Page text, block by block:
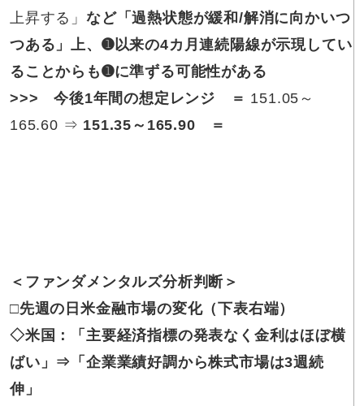
上昇する」 など「過熱状態が緩和/解消に向かいつ
つある」上、➊以来の4カ月連続陽線が示現してい
ることからも➊に準ずる可能性がある
>>> 今後1年間の想定レンジ ＝ 151.05～
165.60 ⇒ 151.35～165.90 ＝
＜ファンダメンタルズ分析判断＞
□先週の日米金融市場の変化（下表右端）
◇米国：「主要経済指標の発表なく金利はほぼ横
ばい」⇒「企業業績好調から株式市場は3週続
伸」